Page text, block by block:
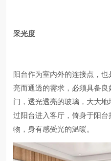
采光度
阳台作为室内外的连接点，
亮而通透的需求，必须具备
门，透光透亮的玻璃，大大
过阳台进入客厅，倚身于阳
物，身有感受光的温暖。